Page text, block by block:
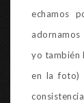
echamos
yo también
en la foto)